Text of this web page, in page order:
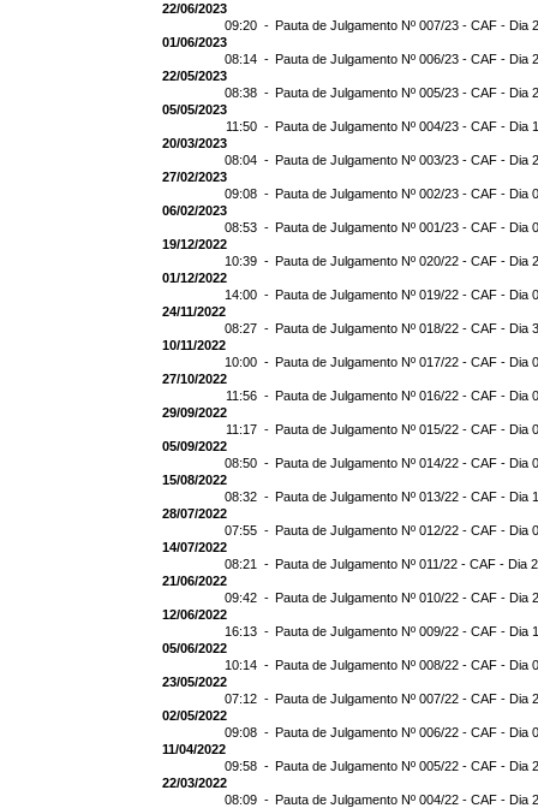
22/06/2023
09:20 - Pauta de Julgamento Nº 007/23 - CAF - Dia
01/06/2023
08:14 - Pauta de Julgamento Nº 006/23 - CAF - Dia
22/05/2023
08:38 - Pauta de Julgamento Nº 005/23 - CAF - Dia
05/05/2023
11:50 - Pauta de Julgamento Nº 004/23 - CAF - Dia
20/03/2023
08:04 - Pauta de Julgamento Nº 003/23 - CAF - Dia
27/02/2023
09:08 - Pauta de Julgamento Nº 002/23 - CAF - Dia
06/02/2023
08:53 - Pauta de Julgamento Nº 001/23 - CAF - Dia
19/12/2022
10:39 - Pauta de Julgamento Nº 020/22 - CAF - Dia
01/12/2022
14:00 - Pauta de Julgamento Nº 019/22 - CAF - Dia
24/11/2022
08:27 - Pauta de Julgamento Nº 018/22 - CAF - Dia
10/11/2022
10:00 - Pauta de Julgamento Nº 017/22 - CAF - Dia
27/10/2022
11:56 - Pauta de Julgamento Nº 016/22 - CAF - Dia
29/09/2022
11:17 - Pauta de Julgamento Nº 015/22 - CAF - Dia
05/09/2022
08:50 - Pauta de Julgamento Nº 014/22 - CAF - Dia
15/08/2022
08:32 - Pauta de Julgamento Nº 013/22 - CAF - Dia
28/07/2022
07:55 - Pauta de Julgamento Nº 012/22 - CAF - Dia
14/07/2022
08:21 - Pauta de Julgamento Nº 011/22 - CAF - Dia
21/06/2022
09:42 - Pauta de Julgamento Nº 010/22 - CAF - Dia
12/06/2022
16:13 - Pauta de Julgamento Nº 009/22 - CAF - Dia
05/06/2022
10:14 - Pauta de Julgamento Nº 008/22 - CAF - Dia
23/05/2022
07:12 - Pauta de Julgamento Nº 007/22 - CAF - Dia
02/05/2022
09:08 - Pauta de Julgamento Nº 006/22 - CAF - Dia
11/04/2022
09:58 - Pauta de Julgamento Nº 005/22 - CAF - Dia
22/03/2022
08:09 - Pauta de Julgamento Nº 004/22 - CAF - Dia